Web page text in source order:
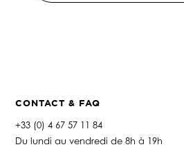
CONTACT & FAQ
+33 (0) 4 67 57 11 84
Du lundi au vendredi de 8h à 19h